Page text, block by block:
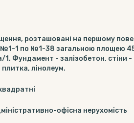
розташовані на першому
№1-1 по №1-38 загальною площею
1. Фундамент - залізобетон, стіни -
лінолеум.
офісна нерухомість